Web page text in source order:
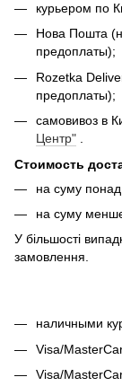
курьером по
Нова Пошта
предоплаты);
Rozetka
предоплаты);
самовивоз в
Центр"
Стоимость
на суму
на суму
У більшості
замовлення.
наличными
Visa/
Visa/